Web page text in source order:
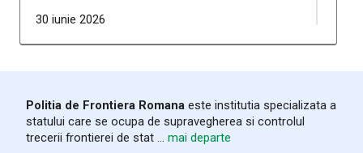
30 iunie 2026
26 iunie 2026
Plăți 26.06.2026
Politia de Frontiera Romana este institutia specializata a
statului care se ocupa de supravegherea si controlul
trecerii frontierei de stat ... mai departe